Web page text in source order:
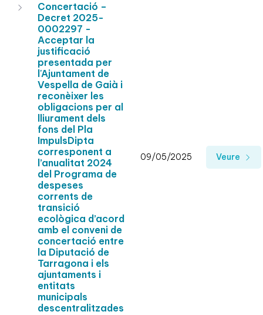
Concertació –
Decret 2025-
0002297 -
Acceptar la
justificació
presentada per
l'Ajuntament de
Vespella de Gaià i
reconèixer les
obligacions per al
lliurament dels
fons del Pla
ImpulsDipta
corresponent a
l’anualitat 2024
del Programa de
despeses
corrents de
transició
ecològica d’acord
amb el conveni de
concertació entre
la Diputació de
Tarragona i els
ajuntaments i
entitats
municipals
descentralitzades
09/05/2025 Veure